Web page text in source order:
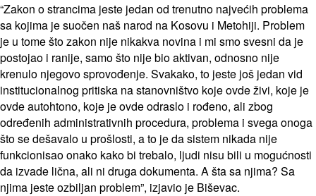
“Zakon o strancima jeste jedan od trenutno najvećih problema
sa kojima je suočen naš narod na Kosovu i Metohiji. Problem
je u tome što zakon nije nikakva novina i mi smo svesni da je
postojao i ranije, samo što nije bio aktivan, odnosno nije
krenulo njegovo sprovođenje. Svakako, to jeste još jedan vid
institucionalnog pritiska na stanovništvo koje ovde živi, koje je
ovde autohtono, koje je ovde odraslo i rođeno, ali zbog
određenih administrativnih procedura, problema i svega onoga
što se dešavalo u prošlosti, a to je da sistem nikada nije
funkcionisao onako kako bi trebalo, ljudi nisu bili u mogućnosti
da izvade lična, ali ni druga dokumenta. A šta sa njima? Sa
njima jeste ozbiljan problem”, izjavio je Biševac.